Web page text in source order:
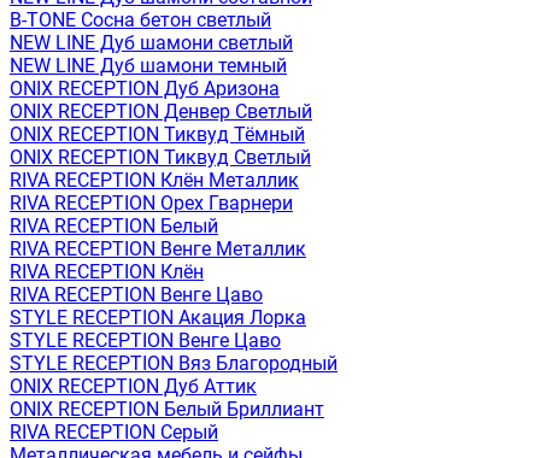
B-TONE Сосна бетон светлый
NEW LINE Дуб шамони светлый
NEW LINE Дуб шамони темный
ONIX RECEPTION Дуб Аризона
ONIX RECEPTION Денвер Светлый
ONIX RECEPTION Тиквуд Тёмный
ONIX RECEPTION Тиквуд Светлый
RIVA RECEPTION Клён Металлик
RIVA RECEPTION Орех Гварнери
RIVA RECEPTION Белый
RIVA RECEPTION Венге Металлик
RIVA RECEPTION Клён
RIVA RECEPTION Венге Цаво
STYLE RECEPTION Акация Лорка
STYLE RECEPTION Венге Цаво
STYLE RECEPTION Вяз Благородный
ONIX RECEPTION Дуб Аттик
ONIX RECEPTION Белый Бриллиант
RIVA RECEPTION Серый